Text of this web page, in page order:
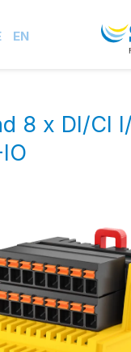
EN
8 x DI/CI